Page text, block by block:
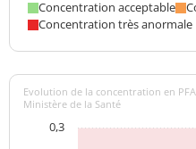
Concentration acceptable
Concentration très anormale
Evolution de la concentration en
Ministère de la Santé
0,3